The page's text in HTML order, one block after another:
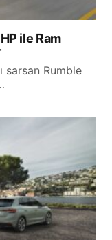
ile Ram
sarsan Rumble